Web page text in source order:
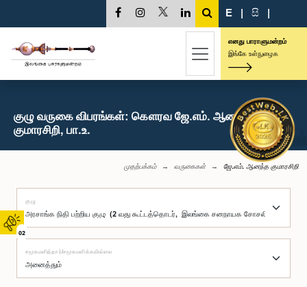
02
E | සි |
எனது பாராளுமன்றம்
இங்கே உள்நுழைக
குழு வருகை விபரங்கள்: கௌரவ ஜே.எம். ஆனந்த
குமாரசிறி, பா.உ.
முதற்பக்கம் வருகைகள் ஜே.எம். ஆனந்த குமாரசிறி
குழு
சமூகமளித்தார்/சமூகமளிக்கவில்லை